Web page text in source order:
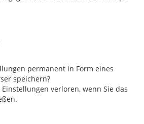
permanent in Form eines
speichern?
verloren, wenn Sie das